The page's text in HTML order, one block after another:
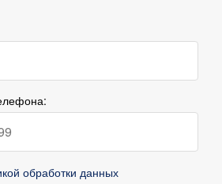
обработки данных